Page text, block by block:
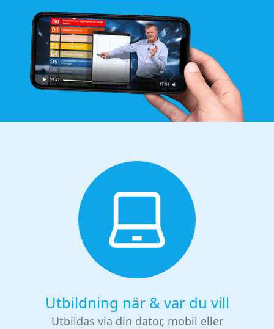
Utbildning när & var du vill
Utbildas via din dator, mobil eller